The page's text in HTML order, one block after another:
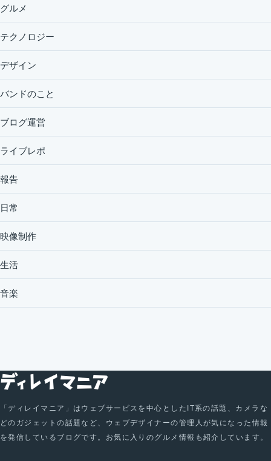
グルメ
テクノロジー
デザイン
バンドのこと
ブログ運営
ライブレポ
報告
日常
映像制作
生活
音楽
「ディレイマニア」はウェブサービスを中心としたIT系の話題、カメラな
どのガジェットの話題など、ウェブデザイナーの管理人が気になった情報
を発信しているブログです。お気に入りのグルメ情報も紹介しています。